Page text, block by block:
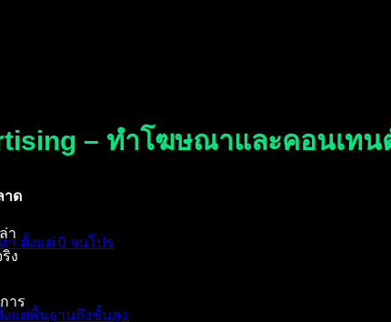
ำ ตั้งแต่ 0 จนโปร
งแต่พื้นฐานถึงขั้นสูง
– ทำโฆษณาและคอนเทน
าด
า
ง
าร